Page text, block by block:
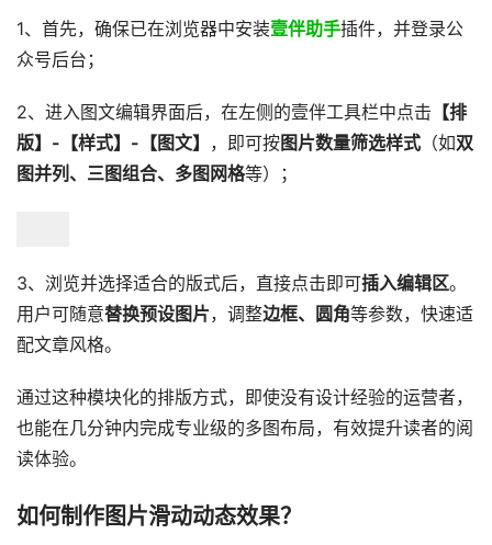
1、​首先，确保已在浏览器中安装壹伴助手插件，并登录公
众号后台；
2、进入图文编辑界面后，在左侧的壹伴工具栏中点击 【排
版】-【样式】-【图文】
，即可按图片数量筛选样式 （如双
图并列、三图组合、多图网格等）；
3、浏览并选择适合的版式后，直接点击即可插入编辑区。
用户可随意替换预设图片，调整边框、圆角等参数，快速适
配文章风格。
通过这种模块化的排版方式，即使没有设计经验的运营者，
也能在几分钟内完成专业级的多图布局，有效提升读者的阅
读体验。
如何制作图片滑动动态效果？